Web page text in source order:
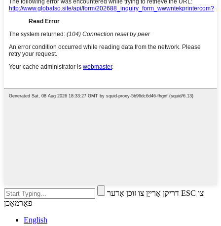
דריקן אַרייַן צו זוכן אָדער ESC צו
פאַרמאַכן
English